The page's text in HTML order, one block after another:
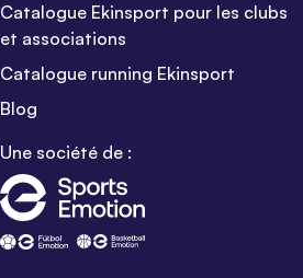
Catalogue Ekinsport pour les clubs
et associations
Catalogue running Ekinsport
Blog
Une société de :